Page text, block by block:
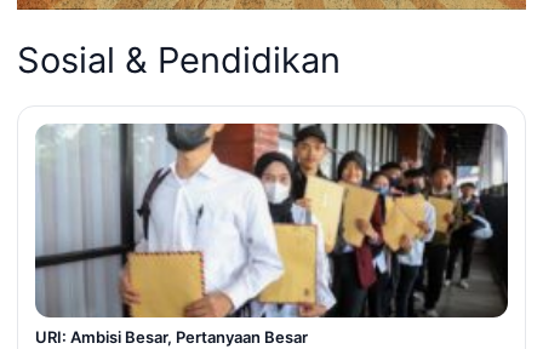
Sosial & Pendidikan
URI: Ambisi Besar, Pertanyaan Besar